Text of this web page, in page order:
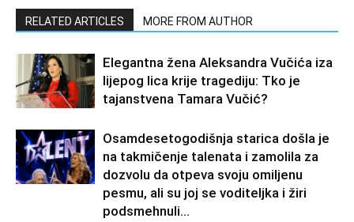
RELATED ARTICLES MORE FROM AUTHOR
Elegantna žena Aleksandra Vučića iza
lijepog lica krije tragediju: Tko je
tajanstvena Tamara Vučić?
Osamdesetogodišnja starica došla je
na takmičenje talenata i zamolila za
dozvolu da otpeva svoju omiljenu
pesmu, ali su joj se voditeljka i žiri
podsmehnuli...